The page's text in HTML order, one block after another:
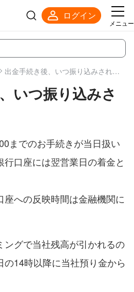
ログイン
メニュー
出金手続き後、いつ振り込みされますか
いつ振り込みさ
までのお手続きが当日扱い
口座には翌営業日の着金と
座への反映時間は金融機関に
ングで当社残高が引かれるの
14時以降に当社預り金から